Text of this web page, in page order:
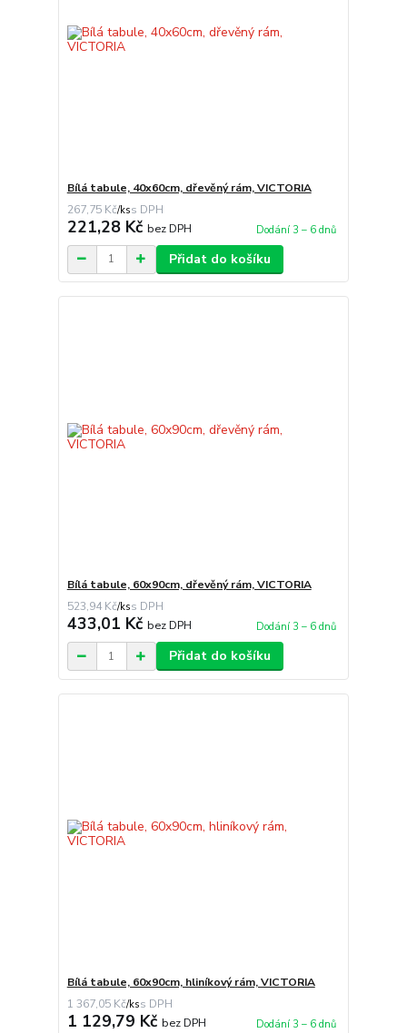
Bílá tabule, 40x60cm, dřevěný rám, VICTORIA
267,75 Kč/ks
221,28 Kč bez DPH Dodání 3 – 6 dnů
Přidat do košíku
Bílá tabule, 60x90cm, dřevěný rám, VICTORIA
523,94 Kč/ks
433,01 Kč bez DPH Dodání 3 – 6 dnů
Přidat do košíku
Bílá tabule, 60x90cm, hliníkový rám, VICTORIA
1 367,05 Kč/ks
1 129,79 Kč bez DPH Dodání 3 – 6 dnů